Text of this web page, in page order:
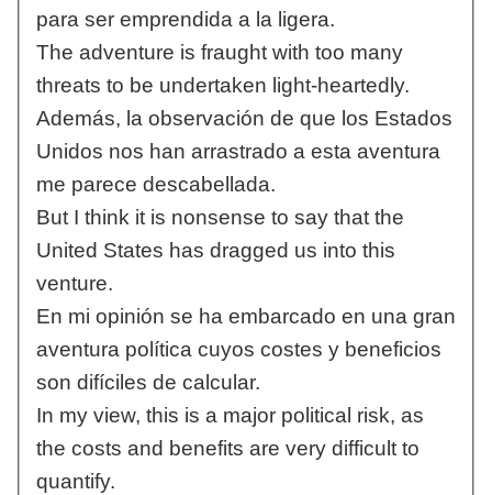
para ser emprendida a la ligera.
The adventure is fraught with too many
threats to be undertaken light-heartedly.
Además, la observación de que los Estados
Unidos nos han arrastrado a esta aventura
me parece descabellada.
But I think it is nonsense to say that the
United States has dragged us into this
venture.
En mi opinión se ha embarcado en una gran
aventura política cuyos costes y beneficios
son difíciles de calcular.
In my view, this is a major political risk, as
the costs and benefits are very difficult to
quantify.